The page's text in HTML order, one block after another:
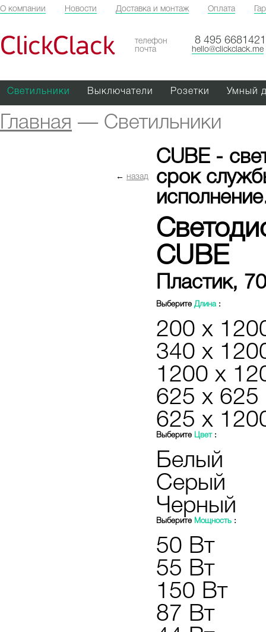
О компании Новости Доставка и монтаж Оплата
ClickClack телефон 8 495 6681421
почта hello@clickclack.me
Светильники Выключатели Розетки Умный
Главная — Светильники
← назад
CUBE -
срок
CUBE
Пластик,
Выберите Длина :
200 х
340 x
1200 х
625 х
625 х
Выберите Цвет :
Белый
Серый
Черный
Выберите Мощность :
50 Вт
55 Вт
150 Вт
87 Вт